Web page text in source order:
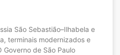
São Sebastião–Ilhabela e
terminais modernizados e
de São Paulo